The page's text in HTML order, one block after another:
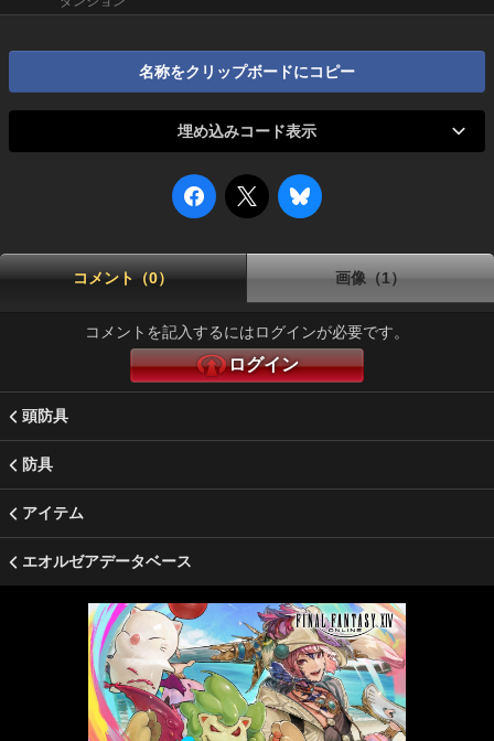
名称をクリップボードにコピー
埋め込みコード表示
コメント（0） 画像（1）
コメントを記入するにはログインが必要です。
ログイン
頭防具
防具
アイテム
エオルゼアデータベース